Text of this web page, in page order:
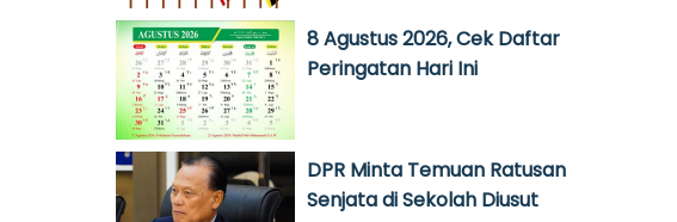
8 Agustus 2026, Cek Daftar
Peringatan Hari Ini
DPR Minta Temuan Ratusan
Senjata di Sekolah Diusut